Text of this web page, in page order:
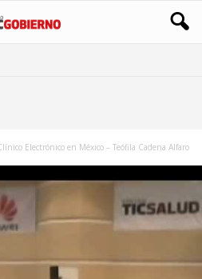
Electrónico en México – Teófila Cadena Alfaro